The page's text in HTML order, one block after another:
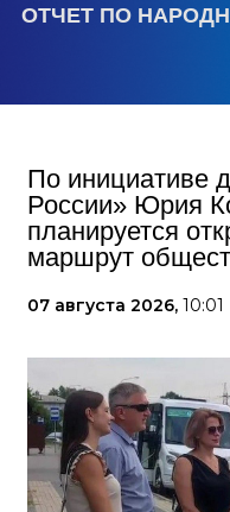
ОТЧЕТ ПО
По инициативе
России» Юрия
планируется
маршрут
07 августа 2026, 10:01